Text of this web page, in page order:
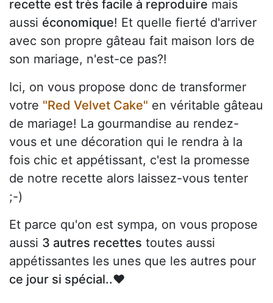
recette est très facile à reproduire mais
aussi économique! Et quelle fierté d'arriver
avec son propre gâteau fait maison lors de
son mariage, n'est-ce pas?!
Ici, on vous propose donc de transformer
votre "Red Velvet Cake" en véritable gâteau
de mariage! La gourmandise au rendez-
vous et une décoration qui le rendra à la
fois chic et appétissant, c'est la promesse
de notre recette alors laissez-vous tenter
;-)
Et parce qu'on est sympa, on vous propose
aussi 3 autres recettes toutes aussi
appétissantes les unes que les autres pour
ce jour si spécial..♥